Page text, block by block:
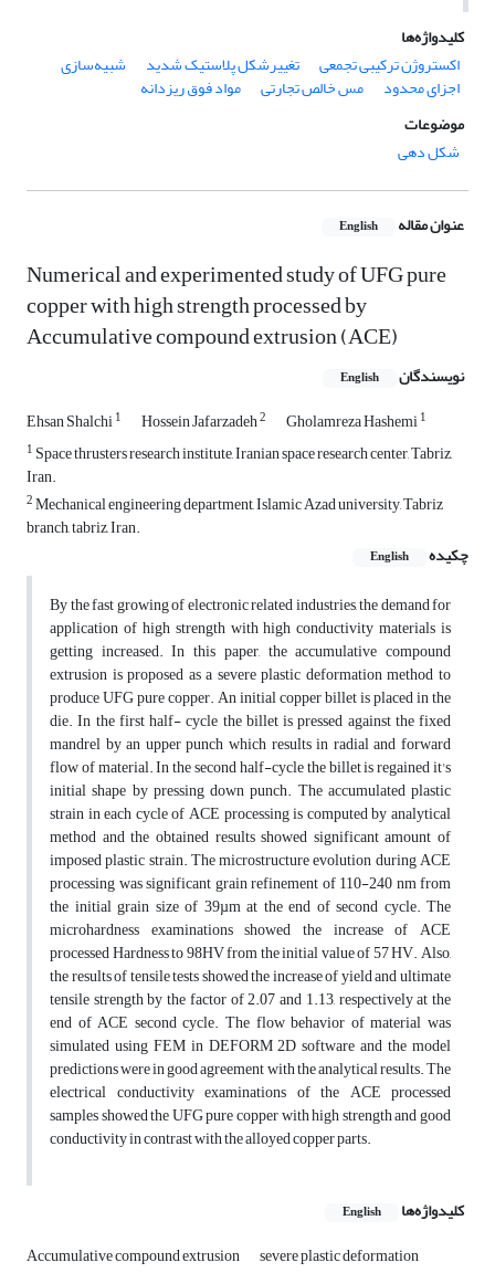
کلیدواژه‌ها
اکستروژن ترکیبی تجمعی
تغییرشکل پلاستیک شدید شبیه‌سازی
اجزای محدود مس خالص تجارتی
مواد فوق ریزدانه
موضوعات
شکل دهی
عنوان مقاله English
Numerical and experimented study of UFG pure
copper with high strength processed by
Accumulative compound extrusion (ACE)
نویسندگان English
Ehsan Shalchi1 Hossein Jafarzadeh2 Gholamreza Hashemi1
1 Space thrusters research institute, Iranian space research center, Tabriz,
Iran.
2Mechanical engineering department, Islamic Azad university, Tabriz
branch, tabriz, Iran.
چکیده
English
By the fast growing of electronic related industries, the demand for
application of high strength with high conductivity materials is
getting increased. In this paper, the accumulative compound
extrusion is proposed as a severe plastic deformation method to
produce UFG pure copper. An initial copper billet is placed in the
die. In the first half- cycle the billet is pressed against the fixed
mandrel by an upper punch which results in radial and forward
flow of material. In the second half-cycle the billet is regained it's
initial shape by pressing down punch. The accumulated plastic
strain in each cycle of ACE processing is computed by analytical
method and the obtained results showed significant amount of
imposed plastic strain. The microstructure evolution during ACE
processing was significant grain refinement of 110-240 nm from
the initial grain size of 39µm at the end of second cycle. The
microhardness examinations showed the increase of ACE
processed Hardness to 98HV from the initial value of 57 HV. Also,
the results of tensile tests showed the increase of yield and ultimate
tensile strength by the factor of 2.07 and 1.13, respectively at the
end of ACE second cycle. The flow behavior of material was
simulated using FEM in DEFORM 2D software and the model
predictions were in good agreement with the analytical results. The
electrical conductivity examinations of the ACE processed
samples showed the UFG pure copper with high strength and good
conductivity in contrast with the alloyed copper parts.
کلیدواژه‌ها English
Accumulative compound extrusion severe plastic deformation